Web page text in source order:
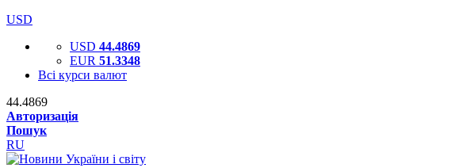
USD
USD 44.4869
EUR 51.3348
Всі курси валют
44.4869
Авторизація
Пошук
RU